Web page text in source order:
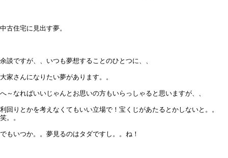
中古住宅に見出す夢。
余談ですが、、いつも夢想することのひとつに、、
大家さんになりたい夢があります。。
へ～なればいいじゃんとお思いの方もいらっしゃると思いますが、、
利回りとかを考えなくてもいい立場で！宝くじがあたるとかしないと。。
笑。。
でもいつか。。夢見るのはタダですし。。ね！